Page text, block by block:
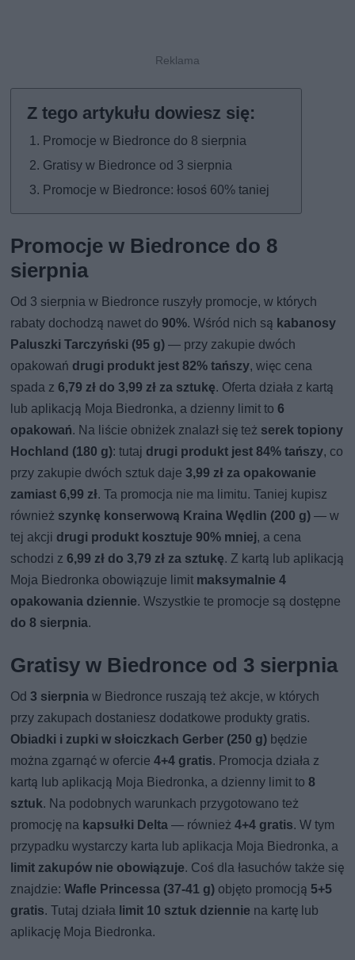
Promocje w Biedronce do 8 sierpnia
Gratisy w Biedronce od 3 sierpnia
Promocje w Biedronce: łosoś 60% taniej
Promocje w Biedronce do 8
sierpnia
Od 3 sierpnia w Biedronce ruszyły promocje, w których
rabaty dochodzą nawet do90%. Wśród nich są kabanosy
Paluszki Tarczyński (95 g) — przy zakupie dwóch
opakowań drugi produkt jest 82% tańszy, więc cena
spada z6,79 zł do 3,99 zł za sztukę. Oferta działa z kartą
lub aplikacją Moja Biedronka, a dzienny limit to6
opakowań. Na liście obniżek znalazł się też serek topiony
Hochland (180 g): tutaj drugi produkt jest 84% tańszy, co
przy zakupie dwóch sztuk daje3,99 zł za opakowanie
zamiast 6,99 zł. Ta promocja nie ma limitu. Taniej kupisz
również szynkę konserwową Kraina Wędlin (200 g) — w
tej akcji drugi produkt kosztuje 90% mniej, a cena
schodzi z6,99 zł do 3,79 zł za sztukę. Z kartą lub aplikacją
Moja Biedronka obowiązuje limit maksymalnie 4
opakowania dziennie. Wszystkie te promocje są dostępne
do 8 sierpnia.
Gratisy w Biedronce od 3 sierpnia
Od3 sierpnia w Biedronce ruszają też akcje, w których
przy zakupach dostaniesz dodatkowe produkty gratis.
Obiadki i zupki w słoiczkach Gerber (250 g) będzie
można zgarnąć w ofercie4+4 gratis. Promocja działa z
kartą lub aplikacją Moja Biedronka, a dzienny limit to8
sztuk. Na podobnych warunkach przygotowano też
promocję na kapsułki Delta — również4+4 gratis. W tym
przypadku wystarczy karta lub aplikacja Moja Biedronka, a
limit zakupów nie obowiązuje. Coś dla łasuchów także się
znajdzie:Wafle Princessa (37-41 g) objęto promocją 5+5
gratis. Tutaj działa limit 10 sztuk dziennie na kartę lub
aplikację Moja Biedronka.